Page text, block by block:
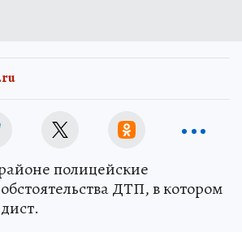
полицейские
ДТП, в котором